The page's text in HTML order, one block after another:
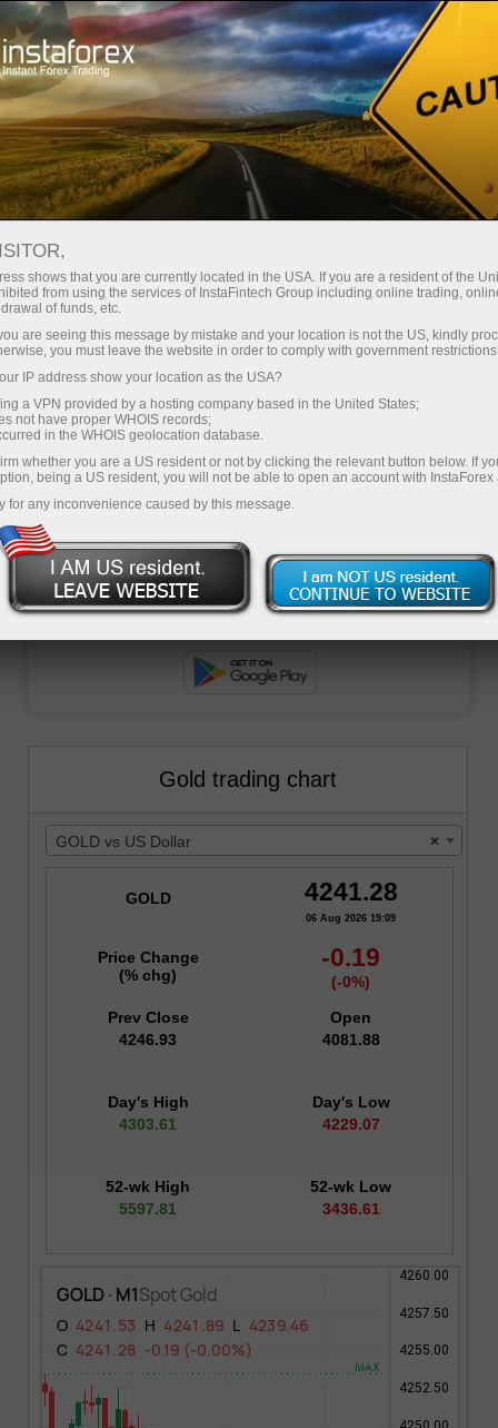
शुरुआती के लिए Useful information Gold Trading
गोल्ड फ्यूचर्स चार्ट और इंडेक्स
InstaForex कंपनी का सुझाव हैं कि आप सबसे अधिक
स्थिर, और भावात्मक में से एक, पूंजी की बचत के उपकरणों से
परिचित हो। आजकल लगभग हर व्यक्ति को सोने के बाजार
का दुनिया का उपयोग कर सकते हैं और इस कीमती धातु में
अपने पैसे का निवेश कर सकते हैं।
Gold trading chart
×
GOLD vs US Dollar
GOLD 4241.28
06 Aug 2026 19:09
Price Change
(% chg)
-0.19
(-0%)
Prev Close
4246.93
Open
4081.88
Day's High
4303.61
Day's Low
4229.07
52-wk High
5597.81
52-wk Low
3436.61
shows that you are currently located in the USA. If you are a resident of the
from using the services of InstaFintech Group including online trading,
of funds, etc.
are seeing this message by mistake and your location is not the US, kindly
you must leave the website in order to comply with government
IP address show your location as the USA?
a VPN provided by a hosting company based in the United States;
not have proper WHOIS records;
in the WHOIS geolocation database.
whether you are a US resident or not by clicking the relevant button below. If
being a US resident, you will not be able to open an account with InstaForex
for any inconvenience caused by this message.